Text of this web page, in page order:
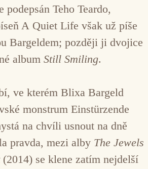
Teho Teardo,
A Quiet Life však už píše
Bargeldem; později ji dvojice
album Still Smiling.
ve kterém Blixa Bargeld
monstrum Einstürzende
na chvíli usnout na dně
pravda, mezi alby The Jewels
(2014) se klene zatím nejdelší